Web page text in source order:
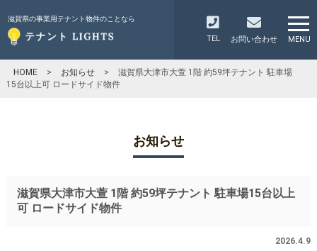
滋賀県の事業用テナント物件のことなら
TEL お問い合わせ MENU
HOME > お知らせ >
滋賀県大津市大萱 1階 約59坪テナント 駐車場
15台以上可 ロードサイド物件
お知らせ
滋賀県大津市大萱 1階 約59坪テナント 駐車場15台以上
可 ロードサイド物件
2026.4.9